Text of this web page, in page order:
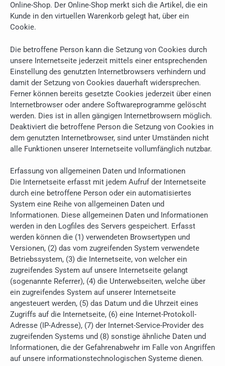
Online-Shop. Der Online-Shop merkt sich die Artikel, die ein
Kunde in den virtuellen Warenkorb gelegt hat, über ein
Cookie.
Die betroffene Person kann die Setzung von Cookies durch
unsere Internetseite jederzeit mittels einer entsprechenden
Einstellung des genutzten Internetbrowsers verhindern und
damit der Setzung von Cookies dauerhaft widersprechen.
Ferner können bereits gesetzte Cookies jederzeit über einen
Internetbrowser oder andere Softwareprogramme gelöscht
werden. Dies ist in allen gängigen Internetbrowsern möglich.
Deaktiviert die betroffene Person die Setzung von Cookies in
dem genutzten Internetbrowser, sind unter Umständen nicht
alle Funktionen unserer Internetseite vollumfänglich nutzbar.
Erfassung von allgemeinen Daten und Informationen
Die Internetseite erfasst mit jedem Aufruf der Internetseite
durch eine betroffene Person oder ein automatisiertes
System eine Reihe von allgemeinen Daten und
Informationen. Diese allgemeinen Daten und Informationen
werden in den Logfiles des Servers gespeichert. Erfasst
werden können die (1) verwendeten Browsertypen und
Versionen, (2) das vom zugreifenden System verwendete
Betriebssystem, (3) die Internetseite, von welcher ein
zugreifendes System auf unsere Internetseite gelangt
(sogenannte Referrer), (4) die Unterwebseiten, welche über
ein zugreifendes System auf unserer Internetseite
angesteuert werden, (5) das Datum und die Uhrzeit eines
Zugriffs auf die Internetseite, (6) eine Internet-Protokoll-
Adresse (IP-Adresse), (7) der Internet-Service-Provider des
zugreifenden Systems und (8) sonstige ähnliche Daten und
Informationen, die der Gefahrenabwehr im Falle von Angriffen
auf unsere informationstechnologischen Systeme dienen.